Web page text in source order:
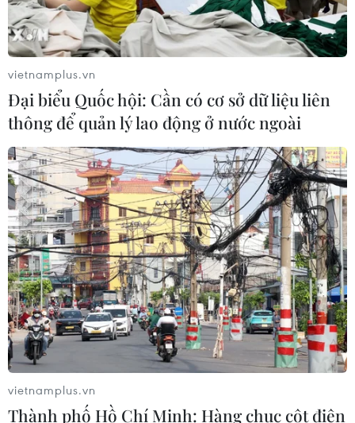
Thời tiết ngày 4/8: Bắc Bộ và Bắc
Trung Bộ mưa rất to, cục bộ có nơi
trên 200mm
03/08/2026 23:17
Xem thêm
CƠ QUAN CHỦ QUẢN: THÔNG TẤN XÃ VIỆT NAM
Tổng Biên tập: TRẦN TIẾN DUẨN
Phó Tổng Biên tập: NGUYỄN THỊ TÁM, KHÚC THANH
THỦY
Sở hữu trí tuệ
Quy định sử dụng
vietnamplus.vn
Đại biểu Quốc hội: Cần có cơ sở dữ liệu liên
thông để quản lý lao động ở nước ngoài
vietnamplus.vn
Thành phố Hồ Chí Minh: Hàng chục cột điện